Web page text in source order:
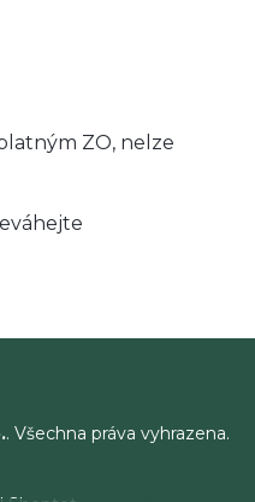
ZO, nelze
. Všechna práva vyhrazena.